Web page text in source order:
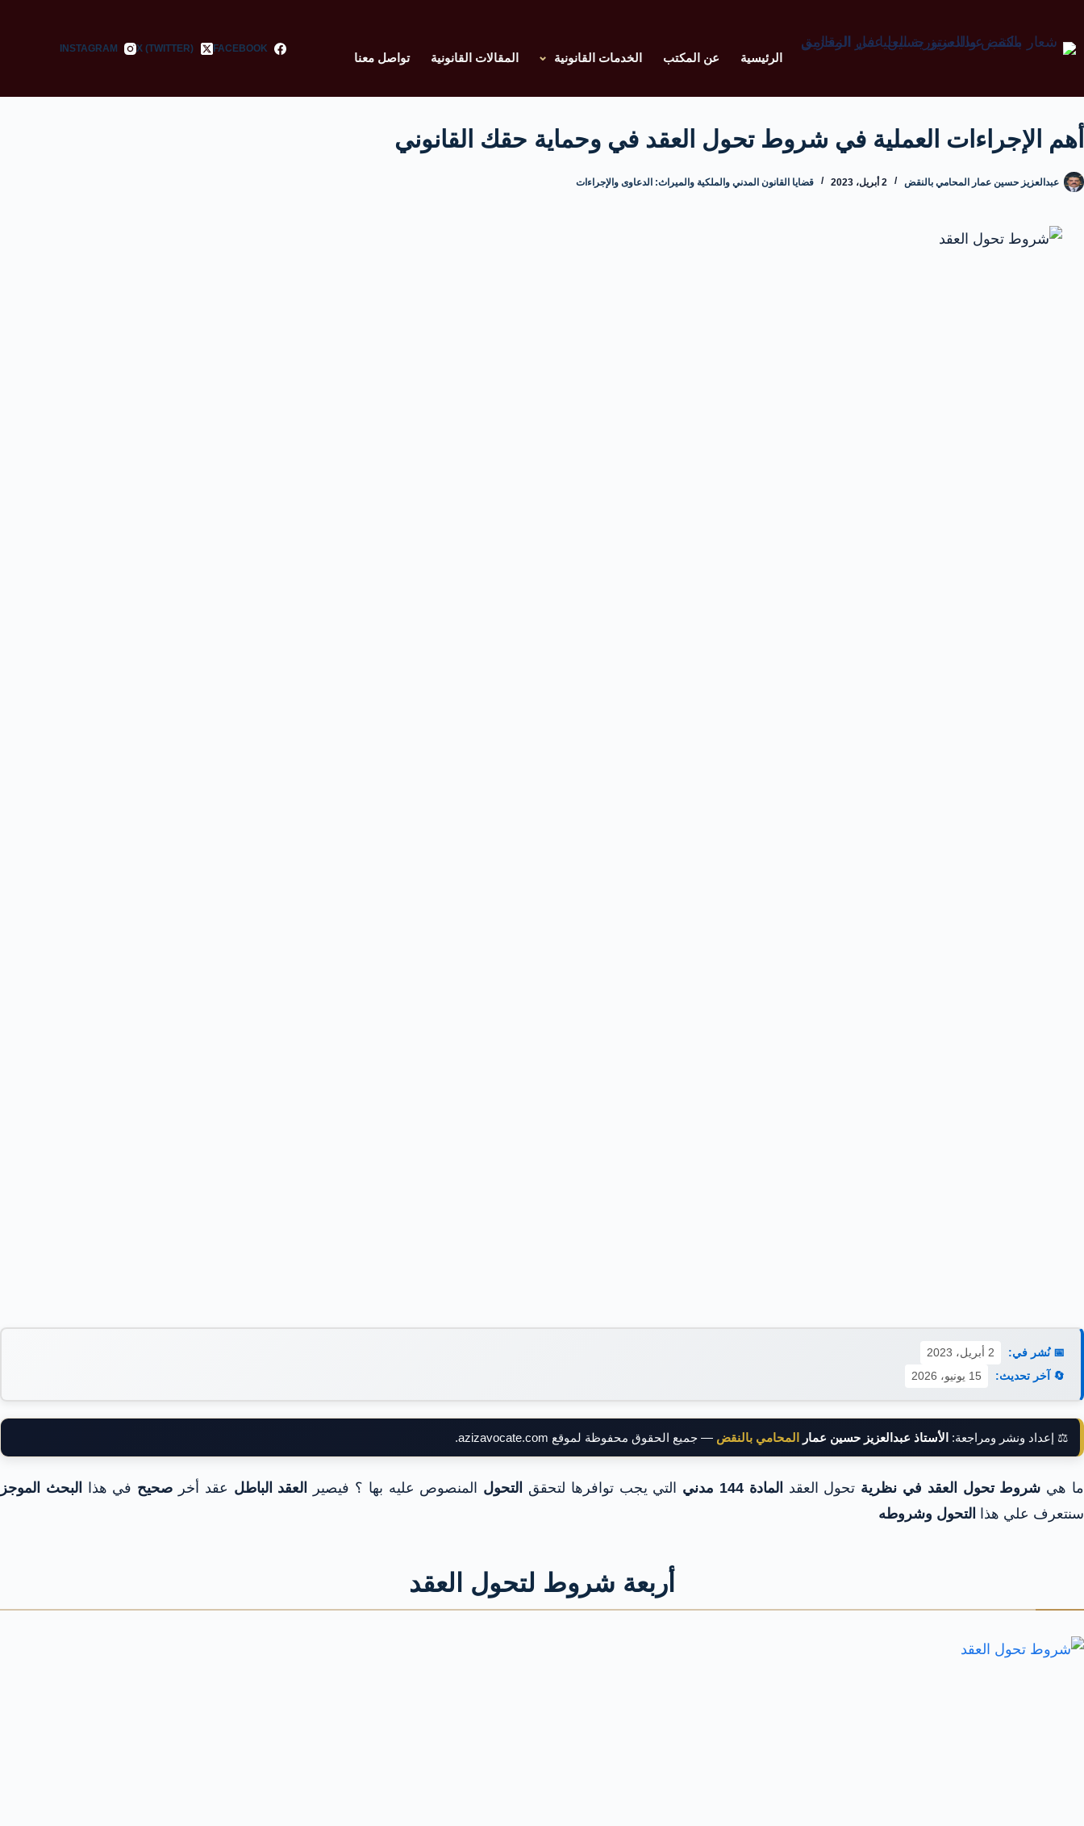
الرئيسية عن المكتب الخدمات القانونية المقالات القانونية تواصل معنا
FACEBOOK
X (TWITTER)
INSTAGRAM
أهم الإجراءات العملية في شروط تحول العقد في وحماية حقك القانوني
عبدالعزيز حسين عمار المحامي بالنقض 2 أبريل، 2023 قضايا القانون المدني والملكية والميراث: الدعاوى والإجراءات
📅 نُشر في:
2 أبريل، 2023
🔄 آخر تحديث:
15 يونيو، 2026
⚖️ إعداد ونشر ومراجعة: الأستاذ عبدالعزيز حسين عمار المحامي بالنقض — جميع الحقوق محفوظة لموقع azizavocate.com.
ما هي شروط تحول العقد في نظرية تحول العقد المادة 144 مدني التي يجب توافرها لتحقق التحول المنصوص عليه بها ؟ فيصير العقد الباطل عقد أخر صحيح في هذا
البحث الموجز
سنتعرف علي هذا
التحول وشروطه
أربعة شروط لتحول العقد